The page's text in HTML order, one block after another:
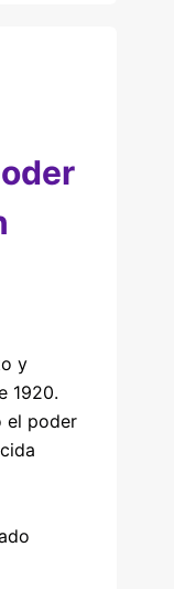
y
1920.
el poder